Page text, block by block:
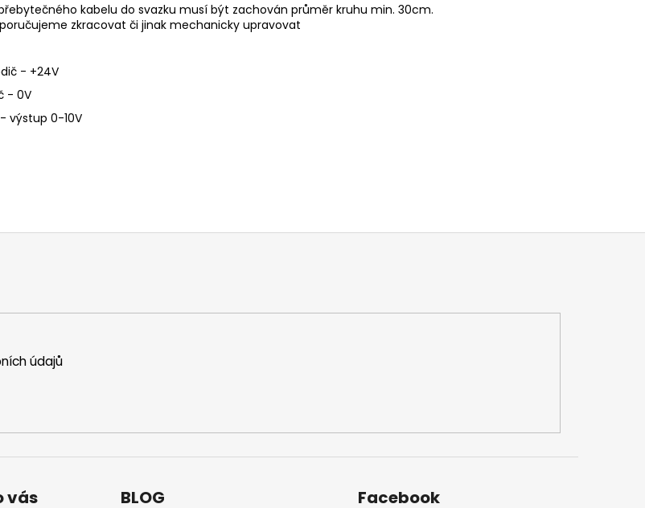
kabelu do svazku musí být zachován průměr kruhu min. 30cm.
zkracovat či jinak mechanicky upravovat
- +24V
- 0V
výstup 0-10V
údajů
vás BLOG Facebook